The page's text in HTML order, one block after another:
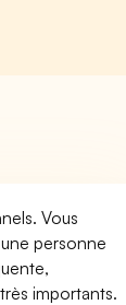
Vous
personne
importants.